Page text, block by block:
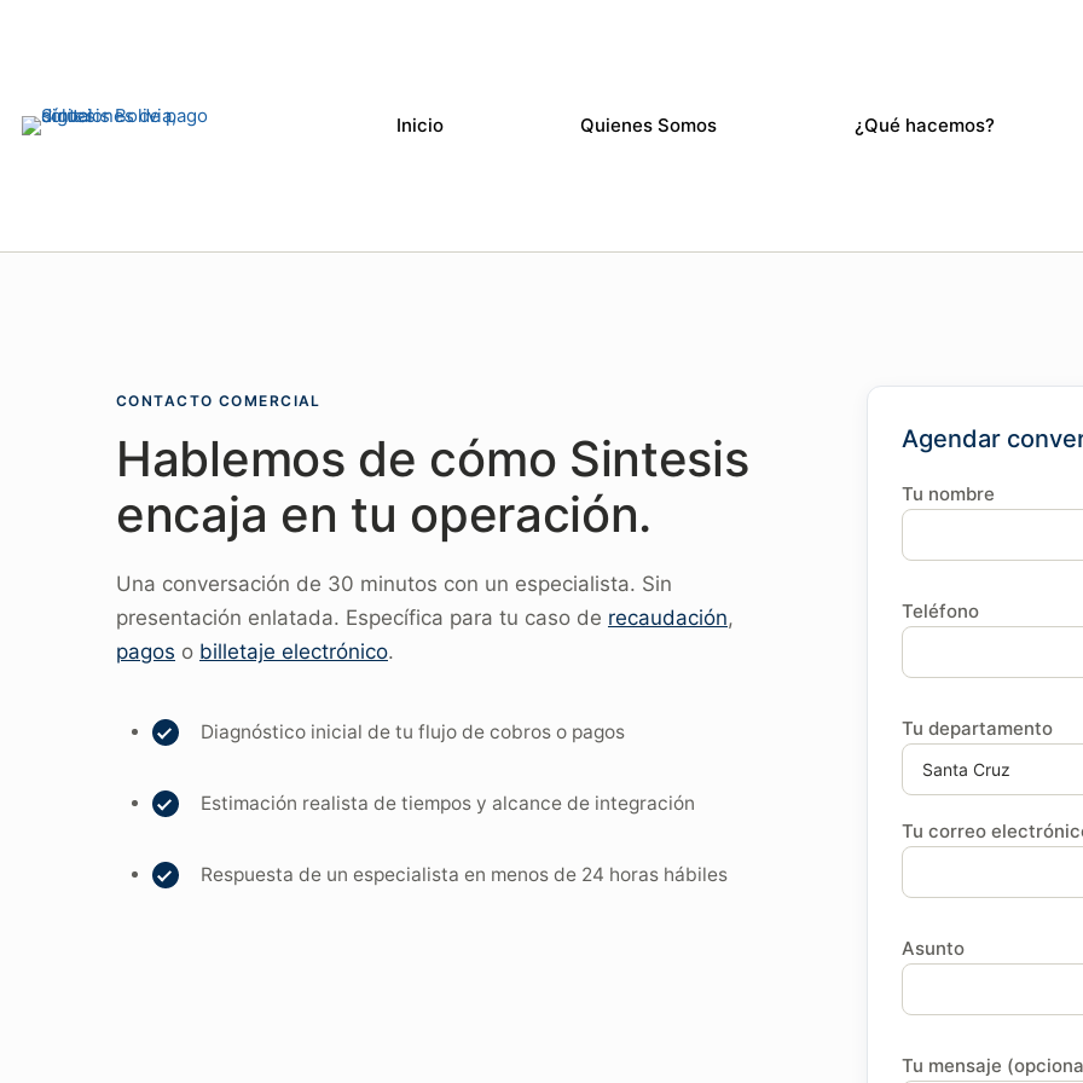
Inicio Quienes Somos ¿Qué hacemos?
CONTACTO COMERCIAL
Hablemos de cómo Sintesis
encaja en tu operación.
Una conversación de 30 minutos con un especialista. Sin
presentación enlatada. Específica para tu caso de recaudación,
pagos o billetaje electrónico.
Diagnóstico inicial de tu flujo de cobros o pagos
Estimación realista de tiempos y alcance de integración
Respuesta de un especialista en menos de 24 horas hábiles
Agendar
Tu nombre
Teléfono
Tu departamento
Tu correo
Asunto
Tu mensaje